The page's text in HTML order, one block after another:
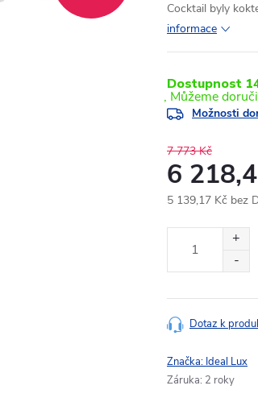
Cocktail byly
informace
Dostupnost
Možnosti
7 773 Kč
6
5 139,17 Kč bez
Dotaz k
Značka: Ideal Lux
Záruka: 2 roky